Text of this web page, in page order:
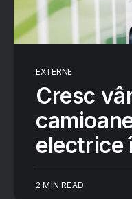
EXTERNE
Cresc
electrice
2 MIN READ